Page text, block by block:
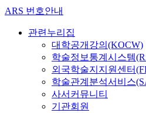
ARS 번호안내
관련누리집
대학공개강의(KOCW)
학술정보통계시스템
외국학술지지원센터
학술관계분석서비스
사서커뮤니티
기관회원